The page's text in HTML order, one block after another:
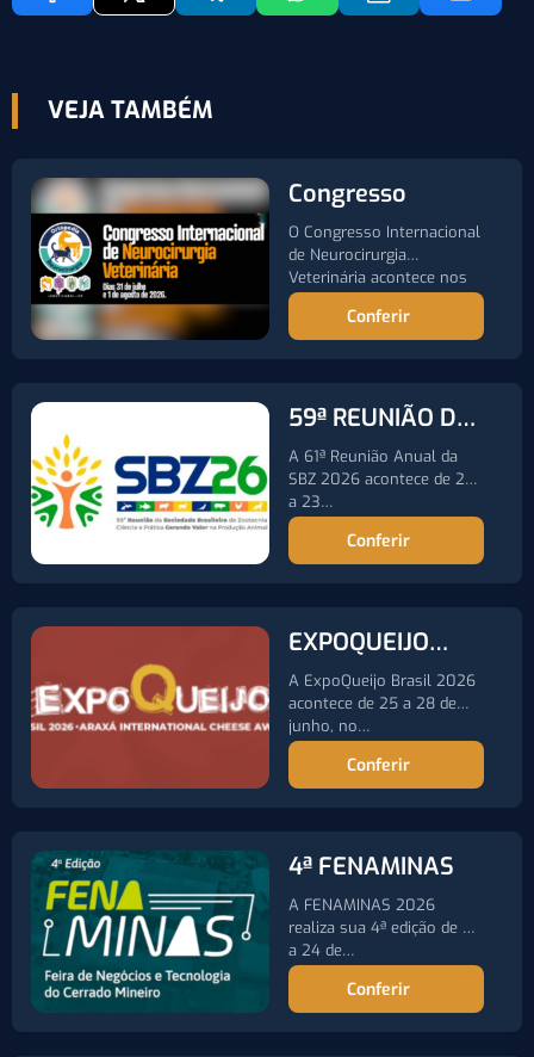
VEJA TAMBÉM
Congresso
O Congresso Internacional
de Neurocirurgia
Veterinária acontece nos
dias 31 de julho…
Conferir
59ª REUNIÃO DA
SOCIEDADE
BRASILEIRA DE
ZOOTECNIA
A 61ª Reunião Anual da
SBZ 2026 acontece de 20
a 23…
Conferir
EXPOQUEIJO
2026
A ExpoQueijo Brasil 2026
acontece de 25 a 28 de
junho, no…
Conferir
4ª FENAMINAS
A FENAMINAS 2026
realiza sua 4ª edição de 21
a 24 de…
Conferir